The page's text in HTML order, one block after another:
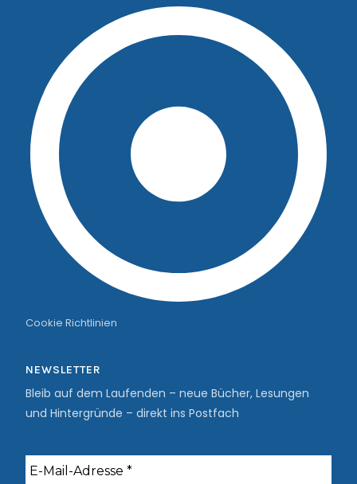
Cookie Richtlinien
NEWSLETTER
Bleib auf dem Laufenden – neue Bücher, Lesungen
und Hintergründe – direkt ins Postfach